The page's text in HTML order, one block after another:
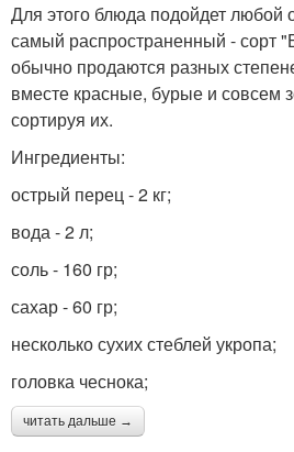
Для этого блюда подойдет любой
самый распространенный - сорт
обычно продаются разных
вместе красные, бурые и совсем
сортируя их.
Ингредиенты:
острый перец - 2 кг;
вода - 2 л;
соль - 160 гр;
сахар - 60 гр;
несколько сухих стеблей укропа;
головка чеснока;
читать дальше →